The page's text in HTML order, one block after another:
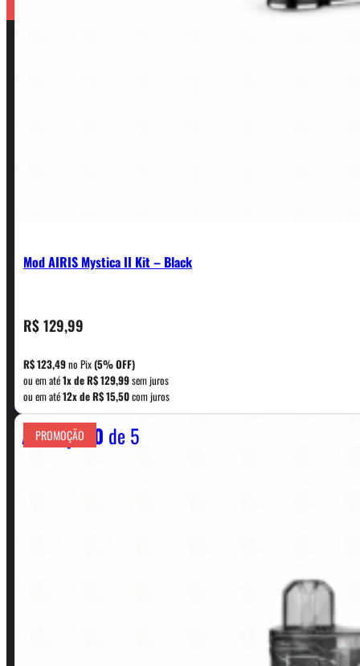
Mod AIRIS Mystica II Kit – Black
R$129,99
R$123,49no Pix(5% OFF)
ou em até1x deR$129,99sem juros
ou em até12x deR$15,50com juros
Avaliação 0 de 5
PROMOÇÃO
CONTATO
WhatsApp: (11) 5229-0120